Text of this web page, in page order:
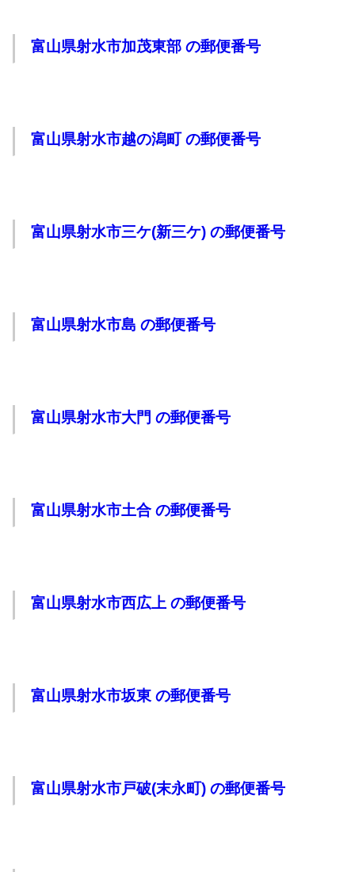
富山県射水市加茂東部 の郵便番号
富山県射水市越の潟町 の郵便番号
富山県射水市三ケ(新三ケ) の郵便番号
富山県射水市島 の郵便番号
富山県射水市大門 の郵便番号
富山県射水市土合 の郵便番号
富山県射水市西広上 の郵便番号
富山県射水市坂東 の郵便番号
富山県射水市戸破(末永町) の郵便番号